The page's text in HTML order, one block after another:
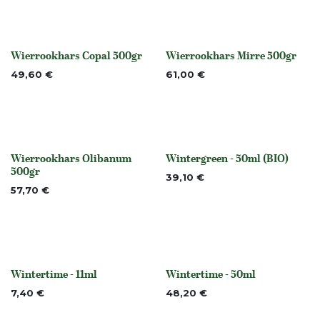
None
Wierrookhars Copal 500gr
49,60 € None
Wierrookhars Mirre 500gr
61,00 €
None
Wierrookhars Olibanum
500gr
57,70 € Niet op voorraad
Wintergreen - 50ml (BIO)
39,10 €
None
Wintertime - 11ml
7,40 € None
Wintertime - 50ml
48,20 €